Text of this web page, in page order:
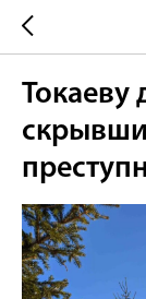
Токаеву